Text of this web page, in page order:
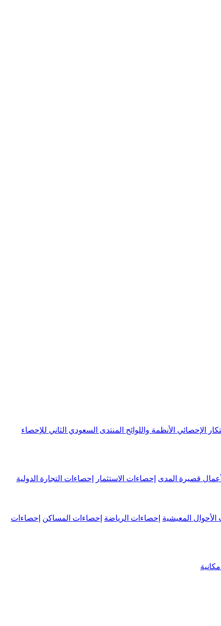
الإحصائي الأنظمة واللوائح المنتدى السعودي الثاني للإحصاء
قصيرة المدى إحصاءات الاستثمار إحصاءات التجارة الدولية
الأحوال المعيشية إحصاءات الرياضة إحصاءات المساكن إحصاءات